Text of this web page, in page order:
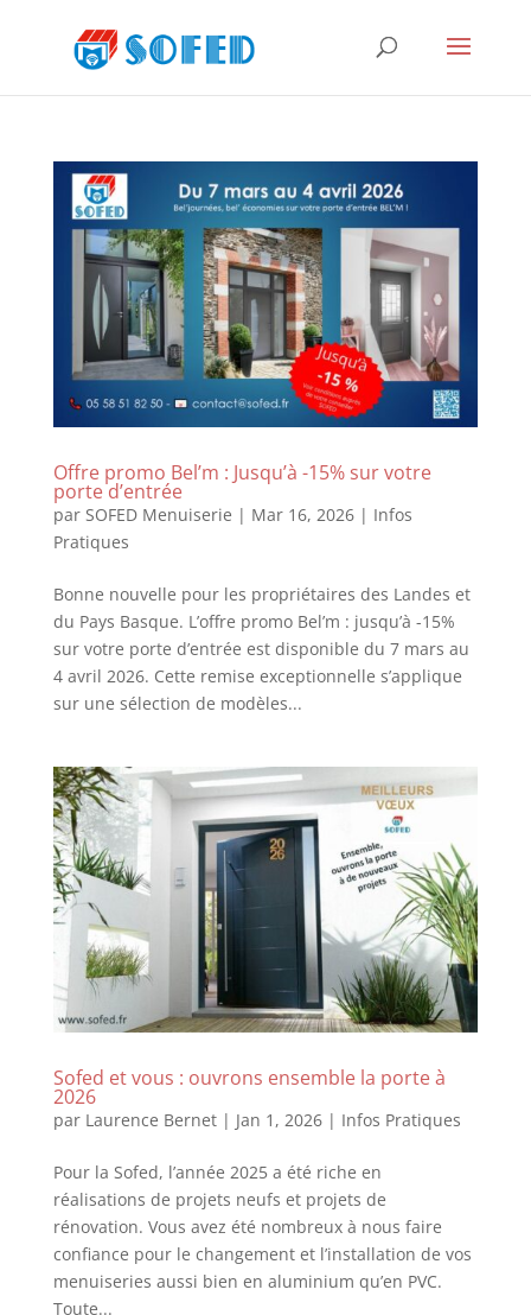
Offre promo Bel’m : Jusqu’à -15% sur votre
porte d’entrée
par SOFED Menuiserie | Mar 16, 2026| Infos
Pratiques
Bonne nouvelle pour les propriétaires des Landes et
du Pays Basque. L’offre promo Bel’m : jusqu’à -15%
sur votre porte d’entrée est disponible du 7 mars au
4 avril 2026. Cette remise exceptionnelle s’applique
sur une sélection de modèles...
Sofed et vous : ouvrons ensemble la porte à
2026
par Laurence Bernet| Jan 1, 2026| Infos Pratiques
Pour la Sofed, l’année 2025 a été riche en
réalisations de projets neufs et projets de
rénovation. Vous avez été nombreux à nous faire
confiance pour le changement et l’installation de vos
menuiseries aussi bien en aluminium qu’en PVC.
Toute...